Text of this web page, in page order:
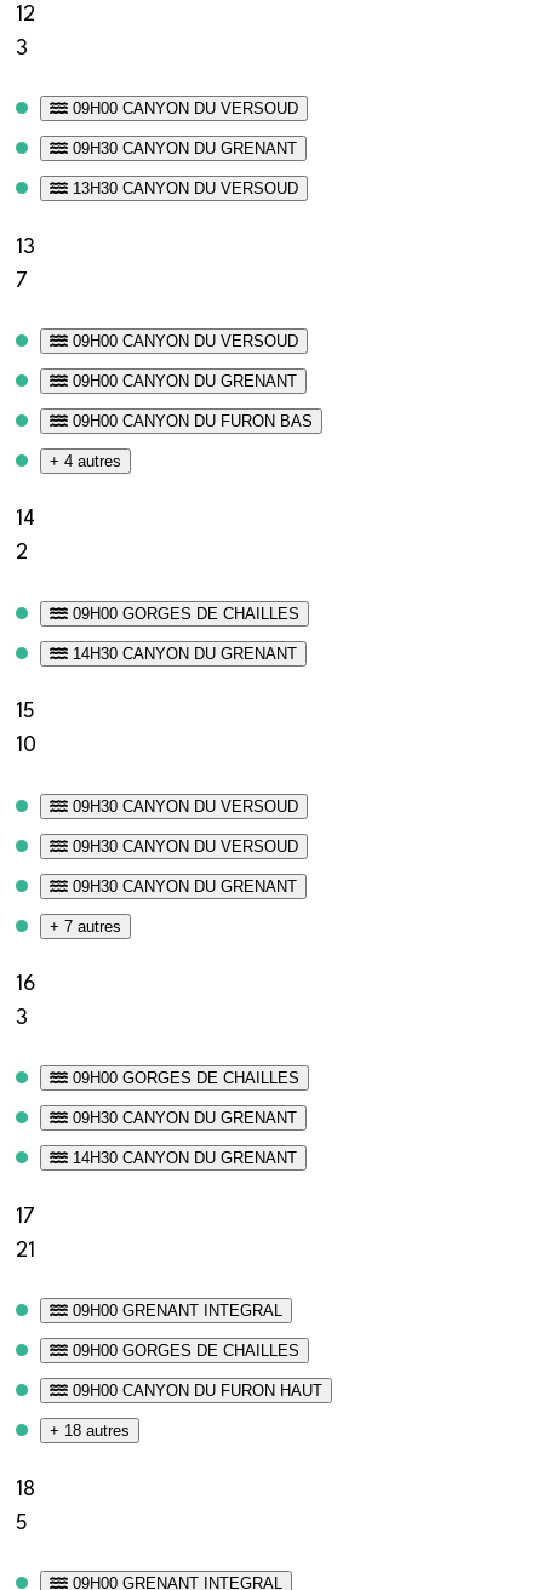
12
3
09H00 CANYON DU VERSOUD
09H30 CANYON DU GRENANT
13H30 CANYON DU VERSOUD
13
7
09H00 CANYON DU VERSOUD
09H00 CANYON DU GRENANT
09H00 CANYON DU FURON BAS
+ 4 autres
14
2
09H00 GORGES DE CHAILLES
14H30 CANYON DU GRENANT
15
10
09H30 CANYON DU VERSOUD
09H30 CANYON DU VERSOUD
09H30 CANYON DU GRENANT
+ 7 autres
16
3
09H00 GORGES DE CHAILLES
09H30 CANYON DU GRENANT
14H30 CANYON DU GRENANT
17
21
09H00 GRENANT INTEGRAL
09H00 GORGES DE CHAILLES
09H00 CANYON DU FURON HAUT
+ 18 autres
18
5
09H00 GRENANT INTEGRAL